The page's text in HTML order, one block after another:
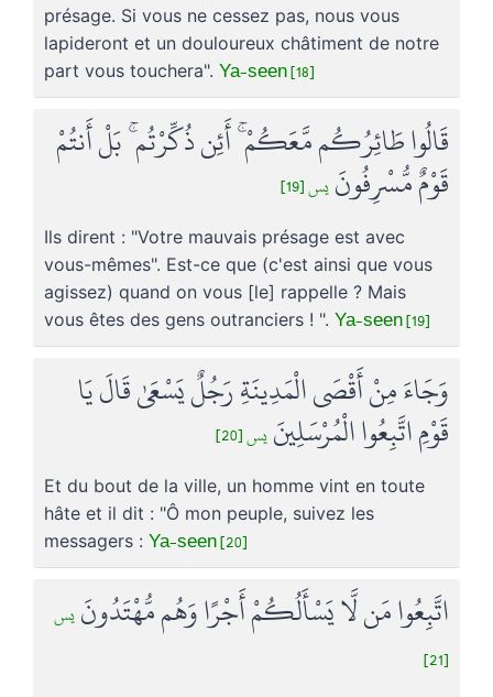
présage. Si vous ne cessez pas, nous vous
lapideront et un douloureux châtiment de notre
part vous touchera". Ya-seen [18]
قَالُوا طَائِرُكُم مَّعَكُمْ ۚ أَئِن ذُكِّرْتُم ۚ بَلْ أَنتُمْ
قَوْمٌ مُّسْرِفُونَ يس [19]
Ils dirent : "Votre mauvais présage est avec
vous-mêmes". Est-ce que (c'est ainsi que vous
agissez) quand on vous [le] rappelle ? Mais
vous êtes des gens outranciers ! ". Ya-seen [19]
وَجَاءَ مِنْ أَقْصَى الْمَدِينَةِ رَجُلٌ يَسْعَىٰ قَالَ يَا
قَوْمِ اتَّبِعُوا الْمُرْسَلِينَ يس [20]
Et du bout de la ville, un homme vint en toute
hâte et il dit : "Ô mon peuple, suivez les
messagers : Ya-seen [20]
اتَّبِعُوا مَن لَّا يَسْأَلُكُمْ أَجْرًا وَهُم مُّهْتَدُونَ يس
[21]